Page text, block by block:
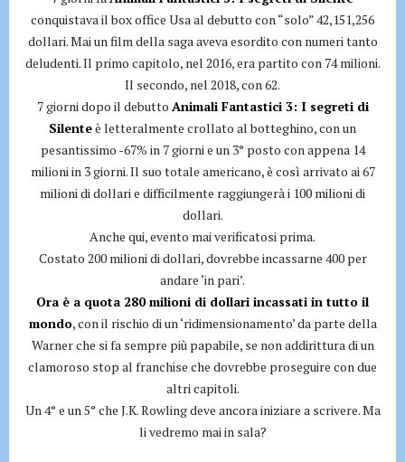
conquistava il box office Usa al debutto con “solo” 42,151,256
dollari. Mai un film della saga aveva esordito con numeri tanto
deludenti. Il primo capitolo, nel 2016, era partito con 74 milioni.
Il secondo, nel 2018, con 62.
7 giorni dopo il debutto Animali Fantastici 3: I segreti di
Silenteè letteralmente crollato al botteghino, con un
pesantissimo -67% in 7 giorni e un 3° posto con appena 14
milioni in 3 giorni. Il suo totale americano, è così arrivato ai 67
milioni di dollari e difficilmente raggiungerà i 100 milioni di
dollari.
Anche qui, evento mai verificatosi prima.
Costato 200 milioni di dollari, dovrebbe incassarne 400 per
andare ‘in pari’.
Ora è a quota 280 milioni di dollari incassati in tutto il
mondo, con il rischio di un ‘ridimensionamento’ da parte della
Warner che si fa sempre più papabile, se non addirittura di un
clamoroso stop al franchise che dovrebbe proseguire con due
altri capitoli.
Un 4° e un 5° che J.K. Rowling deve ancora iniziare a scrivere. Ma
li vedremo mai in sala?